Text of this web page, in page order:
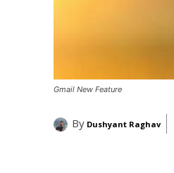
Gmail New Feature
By Dushyant Raghav